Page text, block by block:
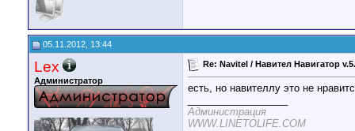
05.11.2012, 13:44
Lex
Администратор
Re: Navitel / Навител Навигатор
есть, но навителлу это не
Администрация
WWW.LINETOLIFE.COM